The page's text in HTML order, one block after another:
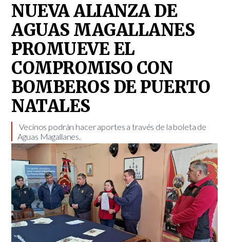
NUEVA ALIANZA DE
AGUAS MAGALLANES
PROMUEVE EL
COMPROMISO CON
BOMBEROS DE PUERTO
NATALES
​ ​ Vecinos podrán hacer aportes a través de la boleta de
Aguas Magallanes. ​